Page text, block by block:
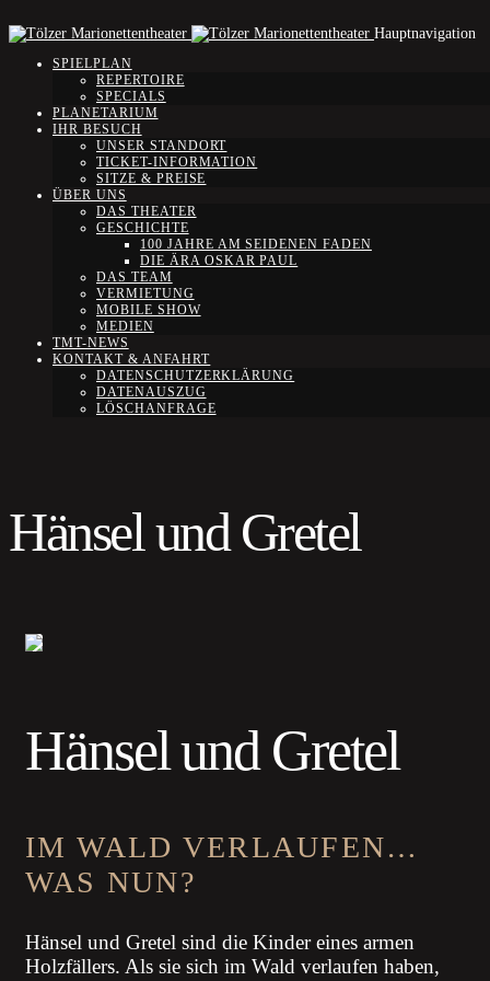
Hauptnavigation
SPIELPLAN
REPERTOIRE
SPECIALS
PLANETARIUM
IHR BESUCH
UNSER STANDORT
TICKET-INFORMATION
SITZE & PREISE
ÜBER UNS
DAS THEATER
GESCHICHTE
100 JAHRE AM SEIDENEN FADEN
DIE ÄRA OSKAR PAUL
DAS TEAM
VERMIETUNG
MOBILE SHOW
MEDIEN
TMT-NEWS
KONTAKT & ANFAHRT
DATENSCHUTZERKLÄRUNG
DATENAUSZUG
LÖSCHANFRAGE
Hänsel und Gretel
Hänsel und Gretel
IM WALD VERLAUFEN…
WAS NUN?
Hänsel und Gretel sind die Kinder eines armen
Holzfällers. Als sie sich im Wald verlaufen haben,